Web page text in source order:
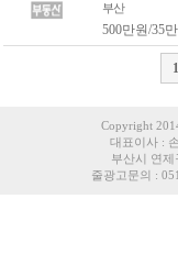
부산
500만원/35
1
Copyright
대표이사 :
부산시 연
줄광고문의 :